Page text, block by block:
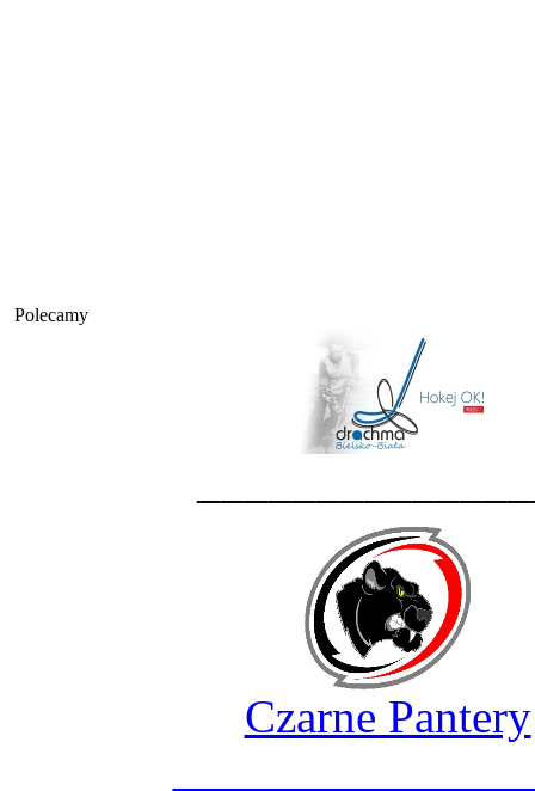
Polecamy
Czarne Pantery